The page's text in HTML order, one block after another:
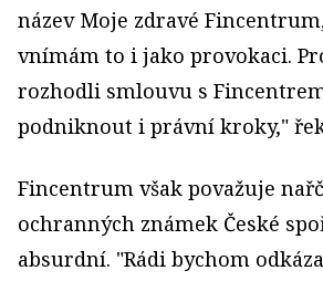
název Moje zdravé
vnímám to i jako provokaci.
rozhodli smlouvu s
podniknout i právní kroky,"
Fincentrum však považuje
ochranných známek České
absurdní. "Rádi bychom